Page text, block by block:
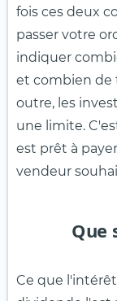
fois ces deux
passer votre
indiquer
et combien de
outre, les
une limite.
est prêt à
vendeur
Que
Ce que